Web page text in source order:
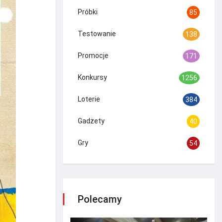
Próbki 85
Testowanie 138
Promocje 171
Konkursy 1256
Loterie 384
Gadżety 40
Gry 54
Polecamy